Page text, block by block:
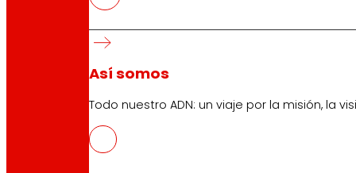
Así somos
Todo nuestro ADN: un viaje por la misión, la
Conveniencia y ultraproximidad